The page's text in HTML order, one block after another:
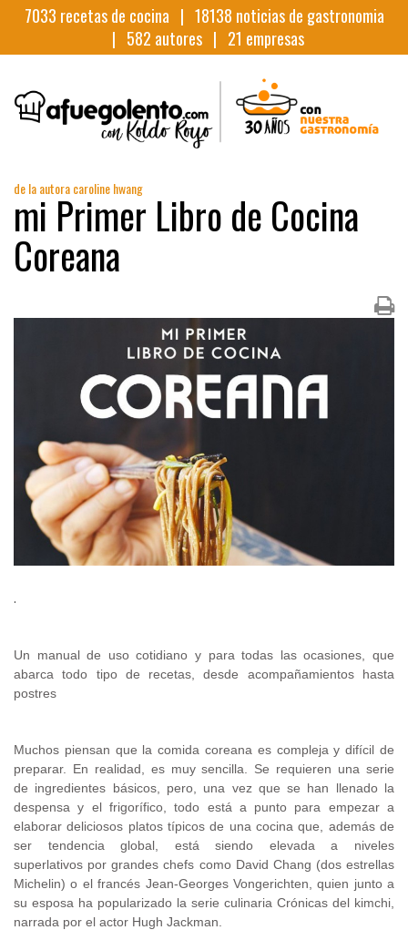
7033 recetas de cocina | 18138 noticias de gastronomia
| 582 autores | 21 empresas
de la autora caroline hwang
mi Primer Libro de Cocina
Coreana
.
Un manual de uso cotidiano y para todas las ocasiones, que
abarca todo tipo de recetas, desde acompañamientos hasta
postres
Muchos piensan que la comida coreana es compleja y difícil de
preparar. En realidad, es muy sencilla. Se requieren una serie
de ingredientes básicos, pero, una vez que se han llenado la
despensa y el frigorífico, todo está a punto para empezar a
elaborar deliciosos platos típicos de una cocina que, además de
ser tendencia global, está siendo elevada a niveles
superlativos por grandes chefs como David Chang (dos estrellas
Michelin) o el francés Jean-Georges Vongerichten, quien junto a
su esposa ha popularizado la serie culinaria Crónicas del kimchi,
narrada por el actor Hugh Jackman.